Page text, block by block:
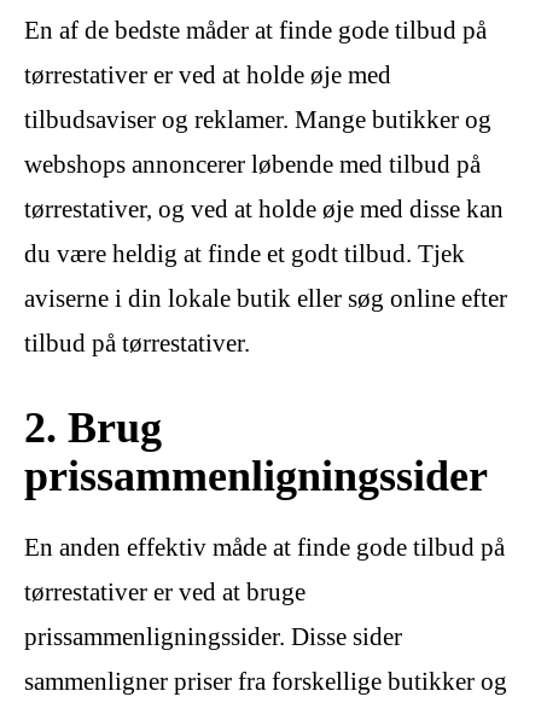
En af de bedste måder at finde gode tilbud på
tørrestativer er ved at holde øje med
tilbudsaviser og reklamer. Mange butikker og
webshops annoncerer løbende med tilbud på
tørrestativer, og ved at holde øje med disse kan
du være heldig at finde et godt tilbud. Tjek
aviserne i din lokale butik eller søg online efter
tilbud på tørrestativer.
2. Brug
prissammenligningssider
En anden effektiv måde at finde gode tilbud på
tørrestativer er ved at bruge
prissammenligningssider. Disse sider
sammenligner priser fra forskellige butikker og